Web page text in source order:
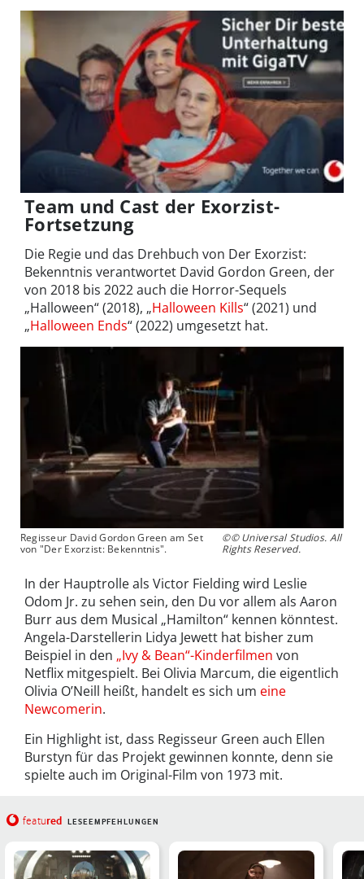
Team und Cast der Exorzist-
Fortsetzung
Die Regie und das Drehbuch von Der Exorzist:
Bekenntnis verantwortet David Gordon Green, der
von 2018 bis 2022 auch die Horror-Sequels
„Halloween“ (2018), „Halloween Kills“ (2021) und
„Halloween Ends“ (2022) umgesetzt hat.
Regisseur David Gordon Green am Set
von "Der Exorzist: Bekenntnis".
©© Universal Studios. All
Rights Reserved.
In der Hauptrolle als Victor Fielding wird Leslie
Odom Jr. zu sehen sein, den Du vor allem als Aaron
Burr aus dem Musical „Hamilton“ kennen könntest.
Angela-Darstellerin Lidya Jewett hat bisher zum
Beispiel in den „Ivy & Bean“-Kinderfilmen von
Netflix mitgespielt. Bei Olivia Marcum, die eigentlich
Olivia O’Neill heißt, handelt es sich um eine
Newcomerin.
Ein Highlight ist, dass Regisseur Green auch Ellen
Burstyn für das Projekt gewinnen konnte, denn sie
spielte auch im Original-Film von 1973 mit.
featured LESEEMPFEHLUNGEN